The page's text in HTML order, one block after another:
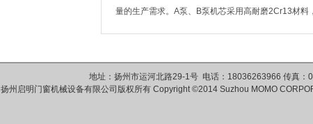
量的生产需求。A泵、B泵机芯采用高耐磨2Cr13材料
地址：扬州市运河北路29-1号 电话：18036263966 传真
扬州启明门窗机械设备有限公司版权所有 Copyright ©2014 Suzhou MOMO